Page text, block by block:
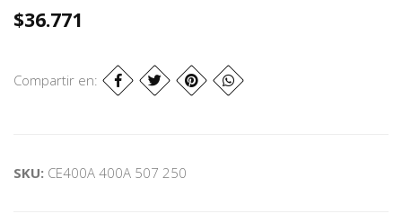
$36.771
Compartir en:
SKU: CE400A 400A 507 250